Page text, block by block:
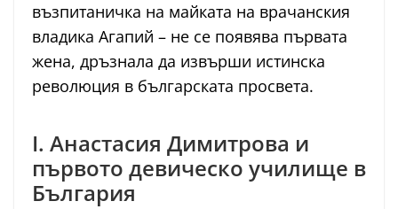
възпитаничка на майката на врачанския
владика Агапий – не се появява първата
жена, дръзнала да извърши истинска
революция в българската просвета.
I. Анастасия Димитрова и
първото девическо училище в
България